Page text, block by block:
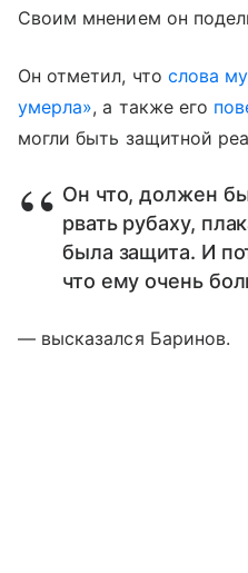
Своим мнением он
Он отметил, что слова
умерла», а также его
могли быть защитной
Он что, должен
рвать рубаху,
была защита. И
что ему очень
— высказался Баринов.